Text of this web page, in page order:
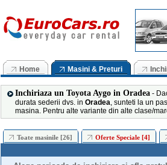
Home Masini & Preturi
Inchiriaza un Toyota Aygo in Oradea -
durata sederii dvs. in Oradea, sunteti la un
masina. Pentru alte variante din alte clase/
Toate masinile [26] Oferte Speciale [4]